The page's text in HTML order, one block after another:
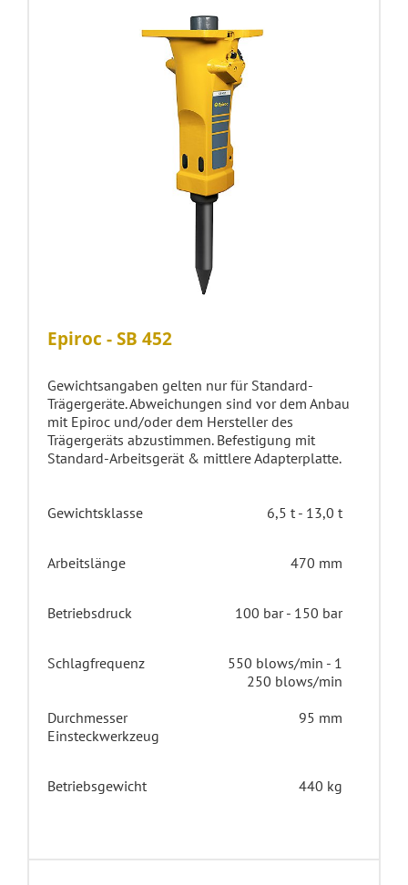
Epiroc - SB 452
Gewichtsangaben gelten nur für Standard-
Trägergeräte. Abweichungen sind vor dem Anbau
mit Epiroc und/oder dem Hersteller des
Trägergeräts abzustimmen. Befestigung mit
Standard-Arbeitsgerät & mittlere Adapterplatte.
Gewichtsklasse 6,5 t - 13,0 t
Arbeitslänge 470 mm
Betriebsdruck 100 bar - 150 bar
Schlagfrequenz
550 blows/min - 1
250 blows/min
Durchmesser
Einsteckwerkzeug
95 mm
Betriebsgewicht 440 kg